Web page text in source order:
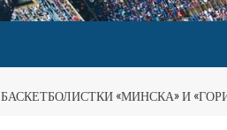
БАСКЕТБОЛИСТКИ «МИНСКА» И